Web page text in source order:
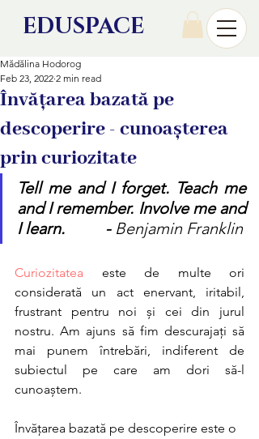
EDUSPACE
Învățarea bazată pe
descoperire - cunoașterea
prin curiozitate
Mădălina Hodorog
Feb 23, 2022 2 min read
Tell me and I forget. Teach me
and I remember. Involve me and
I learn.
- Benjamin Franklin
Curiozitatea este de multe ori
considerată un act enervant, iritabil,
frustrant pentru noi și cei din jurul
nostru. Am ajuns să fim descurajați să
mai punem întrebări, indiferent de
subiectul pe care am dori să-l
cunoaștem.
Învățarea bazată pe descoperire este o